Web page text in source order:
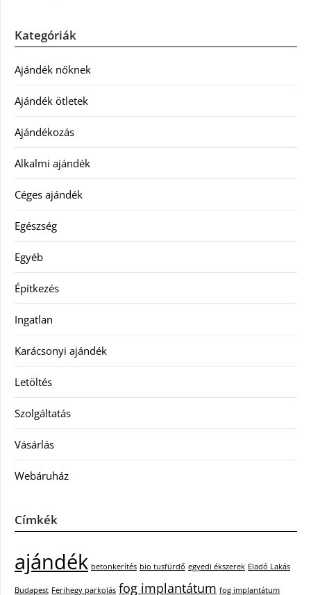
Kategóriák
Ajándék nőknek
Ajándék ötletek
Ajándékozás
Alkalmi ajándék
Céges ajándék
Egészség
Egyéb
Építkezés
Ingatlan
Karácsonyi ajándék
Letöltés
Szolgáltatás
Vásárlás
Webáruház
Címkék
ajándék betonkerítés bio tusfürdő egyedi ékszerek Eladó Lakás
Budapest Ferihegy parkolás fog implantátum fog implantátum